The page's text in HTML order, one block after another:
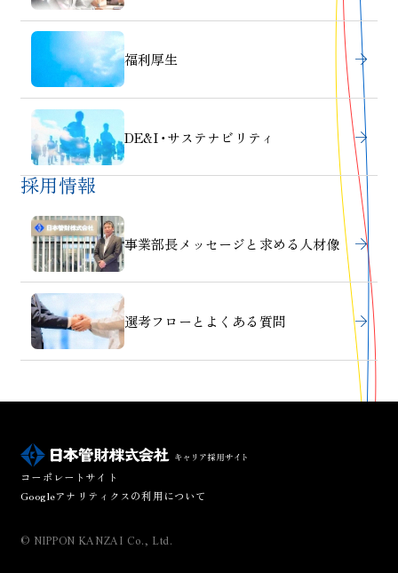
福利厚生
DE&I・サステナビリティ
採用情報
事業部長メッセージと 求める人材像
選考フローと よくある質問
コーポレートサイト
Googleアナリティクスの利用について
© NIPPON KANZAI Co., Ltd.